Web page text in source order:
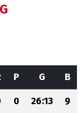
P G B
0 26:13 9